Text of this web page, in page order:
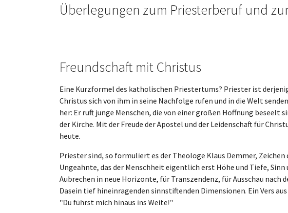
Überlegungen zum Priesterberuf und
Freundschaft mit Christus
Eine Kurzformel des katholischen Priestertums? Priester ist
Christus sich von ihm in seine Nachfolge rufen und in die Welt
her: Er ruft junge Menschen, die von einer großen Hoffnung beseelt
der Kirche. Mit der Freude der Apostel und der Leidenschaft für
heute.
Priester sind, so formuliert es der Theologe Klaus Demmer, Zeichen
Ungeahnte, das der Menschheit eigentlich erst Höhe und Tiefe,
Aubrechen in neue Horizonte, für Transzendenz, für Ausschau nach
Dasein tief hineinragenden sinnstiftenden Dimensionen. Ein Vers
"Du führst mich hinaus ins Weite!"